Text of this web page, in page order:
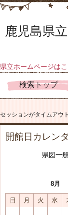
鹿児島県
県立ホームページは
検索トップ
セッションがタイムアウ
開館日カレン
県図一
8月
日 月 火 水